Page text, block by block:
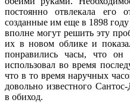
постоянно отвлекала его
созданные им еще в 1898
вполне могут решить эту
их в новом облике и
понравились часы, что
использовал во время
что в то время наручных
довольно известного
в обиход.